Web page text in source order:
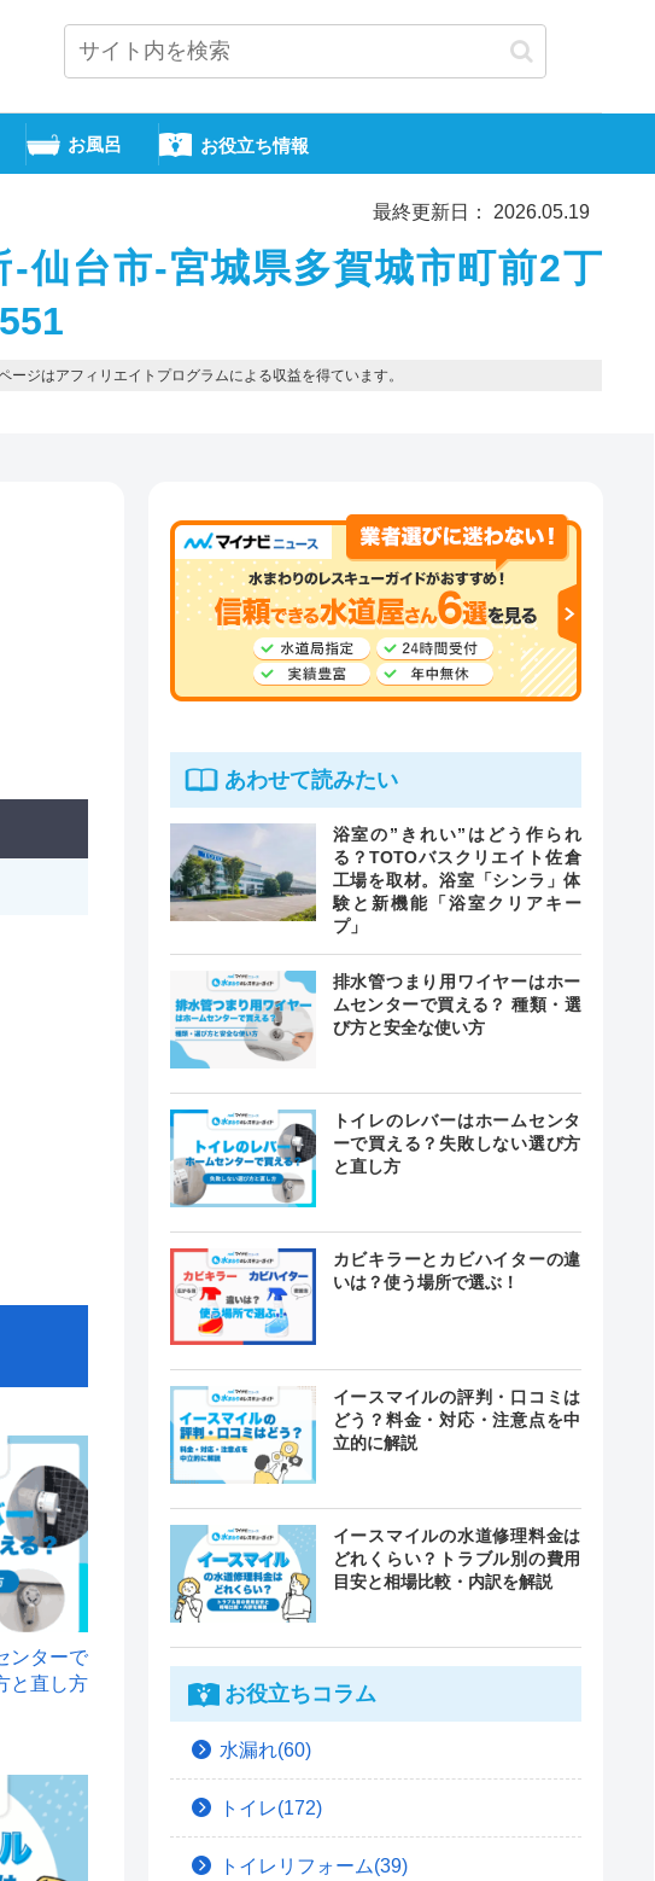
お風呂 お役立ち情報
最終更新日： 2026.05.19
-仙台市-宮城県多賀城市町前2丁
ージはアフィリエイトプログラムによる収益を得ています。
ンターで
と直し方
あわせて読みたい
浴室の”きれい”はどう作られ
る？TOTOバスクリエイト佐倉
工場を取材。浴室「シンラ」体
験と新機能「浴室クリアキー
プ」
排水管つまり用ワイヤーはホー
ムセンターで買える？ 種類・選
び方と安全な使い方
トイレのレバーはホームセンタ
ーで買える？失敗しない選び方
と直し方
カビキラーとカビハイターの違
いは？使う場所で選ぶ！
イースマイルの評判・口コミは
どう？料金・対応・注意点を中
立的に解説
イースマイルの水道修理料金は
どれくらい？トラブル別の費用
目安と相場比較・内訳を解説
お役立ちコラム
水漏れ(60)
トイレ(172)
トイレリフォーム(39)